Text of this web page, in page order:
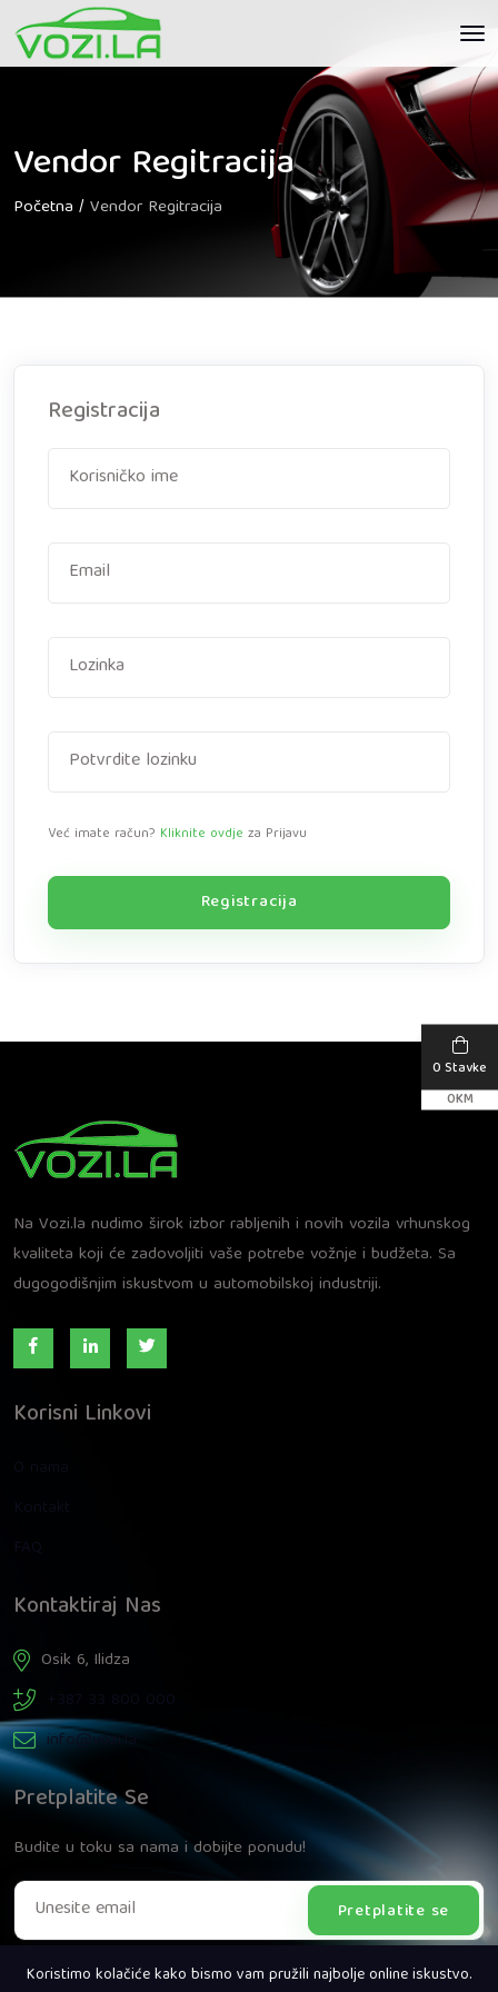
Vendor Regitracija
Početna /Vendor Regitracija
Registracija
Već imate račun? Kliknite ovdje za Prijavu
Registracija
Na Vozi.la nudimo širok izbor rabljenih i novih vozila vrhunskog
kvaliteta koji će zadovoljiti vaše potrebe vožnje i budžeta. Sa
dugogodišnjim iskustvom u automobilskoj industriji.
Korisni Linkovi
O nama
Kontakt
FAQ
Kontaktiraj Nas
Osik 6, Ilidza
+387 33 800 000
info@vozi.la
Pretplatite Se
Budite u toku sa nama i dobijte ponudu!
Pretplatite se
Koristimo kolačiće kako bismo vam pružili najbolje online iskustvo.
0 Stavke
0KM